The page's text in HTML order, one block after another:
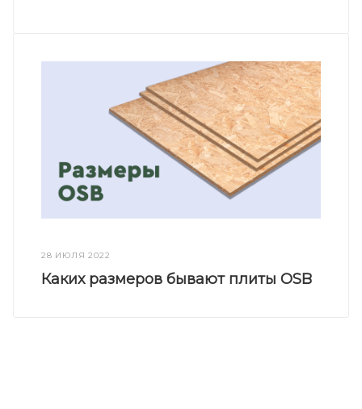
28 ИЮЛЯ 2022
Каких размеров бывают плиты OSB